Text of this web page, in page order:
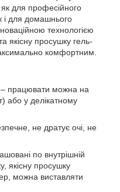
як для професійного
і для домашнього
технологією
якісну просушку гель-
комфортним.
– працювати можна на
або у делікатному
не дратує очі, не
по внутрішній
якісну просушку
можна виставляти